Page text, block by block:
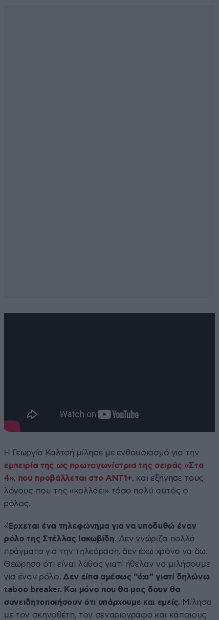
Η Γεωργία Καλτσή μίλησε με ενθουσιασμό για την
εμπειρία της ως πρωταγωνίστρια της σειράς «Στα
4», που προβάλλεται στο ΑΝΤ1+, και εξήγησε τους
λόγους που της «κολλάει» τόσο πολύ αυτός ο
ρόλος.
«Έρχεται ένα τηλεφώνημα για να υποδυθώ έναν
ρόλο της Στέλλας Ιακωβίδη. Δεν γνώριζα πολλά
πράγματα για την τηλεόραση, δεν έχω χρόνο να δω.
Θεώρησα ότι είναι λάθος γιατί ήθελαν να μιλήσουμε
για έναν ρόλο. Δεν είπα αμέσως “όχι” γιατί δηλώνω
taboo breaker. Και μόνο που θα μας δουν θα
συνειδητοποιήσουν ότι υπάρχουμε και εμείς. Μίλησα
με τον σκηνοθέτη, τον σεναριογράφο και κάποιους